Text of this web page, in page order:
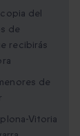
del
de
recibirás
de
Vitoria